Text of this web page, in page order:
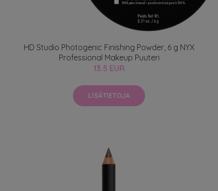
HD Studio Photogenic Finishing Powder, 6 g NYX
Professional Makeup Puuteri
13.5 EUR
LISÄTIETOJA